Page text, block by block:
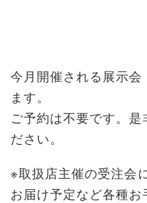
今月開催される展示
ます。
ご予約は不要です。
ださい。
※取扱店主催の受注会
お届け予定など各種